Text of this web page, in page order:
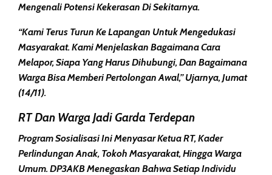
Mengenali Potensi Kekerasan Di Sekitarnya.
“Kami Terus Turun Ke Lapangan Untuk Mengedukasi
Masyarakat. Kami Menjelaskan Bagaimana Cara
Melapor, Siapa Yang Harus Dihubungi, Dan Bagaimana
Warga Bisa Memberi Pertolongan Awal,” Ujarnya, Jumat
(14/11).
RT Dan Warga Jadi Garda Terdepan
Program Sosialisasi Ini Menyasar Ketua RT, Kader
Perlindungan Anak, Tokoh Masyarakat, Hingga Warga
Umum. DP3AKB Menegaskan Bahwa Setiap Individu